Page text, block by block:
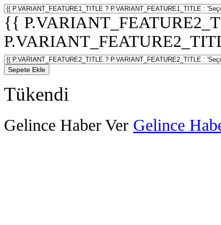
{{
Sepete Ekle
Tükendi
Gelince Haber Ver Gelince